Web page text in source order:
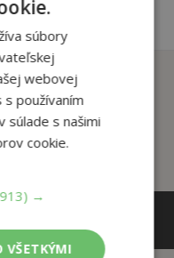
kúpili
kúpili
súbory
webovej
používaním
súlade s našimi
cookie.
→
VŠETKÝMI